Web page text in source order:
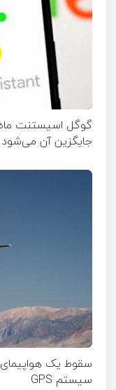
گوگل اسیستنت ماه
جایگزین آن می‌شود
سقوط یک هواپیمای
سیستم‌ GPS